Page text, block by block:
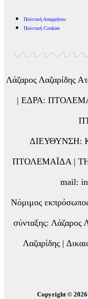
Πολιτική Απορρήτου
Πολιτική Cookies
Λάζαρος Λαζαρίδης
| ΕΔΡΑ:
ΔΙΕΥΘΥΝΣΗ:
ΠΤΟΛΕΜΑΪΔΑ |
mail:
Νόμιμος
σύνταξης: Λάζαρος
Λαζαρίδης |
Copyright ©